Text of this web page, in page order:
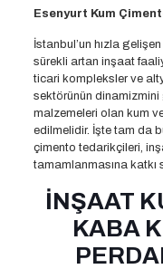
Esenyurt Kum
İstanbul’un hızla
sürekli artan inşaat
ticari kompleksler ve
sektörünün dinamizmini
malzemeleri olan kum
edilmelidir. İşte tam da
çimento tedarikçileri,
tamamlanmasına katkı
İNŞAAT
KABA